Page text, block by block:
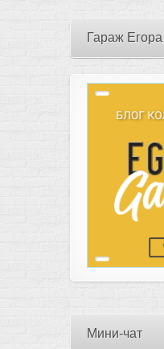
Гараж Егора
Мини-чат